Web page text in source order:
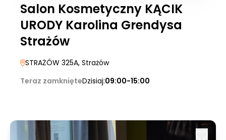
Salon Kosmetyczny KĄCIK
URODY Karolina Grendysa
Strażów
STRAŻÓW 325A, Strażów
Teraz zamknięteDzisiaj:09:00-15:00